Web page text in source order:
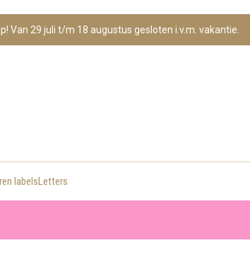
Van 29 juli t/m 18 augustus gesloten i.v.m. vakantie.
labelsLetters